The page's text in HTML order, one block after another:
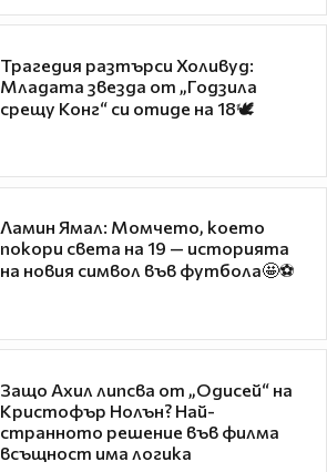
Трагедия разтърси Холивуд:
Младата звезда от „Годзила
срещу Конг“ си отиде на 18🕊️
Ламин Ямал: Момчето, което
покори света на 19 — историята
на новия символ във футбола🤩⚽
Защо Ахил липсва от „Одисей“ на
Кристофър Нолън? Най-
странното решение във филма
всъщност има логика